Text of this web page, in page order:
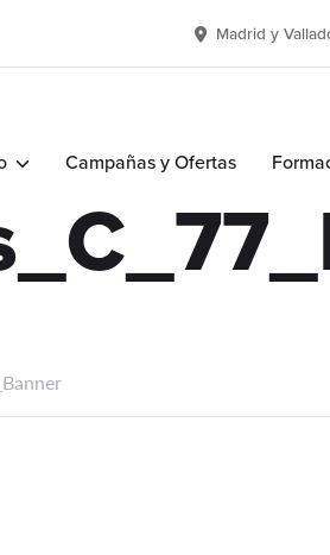
Madrid y
Campañas y Ofertas